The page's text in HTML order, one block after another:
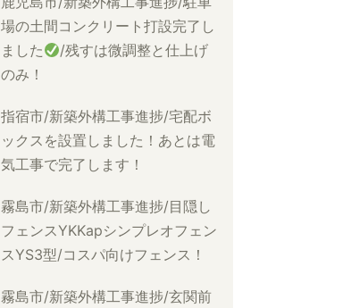
場の土間コンクリート打設完了し
ました
/残すは微調整と仕上げ
のみ！
指宿市/新築外構工事進捗/宅配ボ
ックスを設置しました！あとは電
気工事で完了します！
霧島市/新築外構工事進捗/目隠し
フェンスYKKapシンプレオフェン
スYS3型/コスパ向けフェンス！
霧島市/新築外構工事進捗/玄関前